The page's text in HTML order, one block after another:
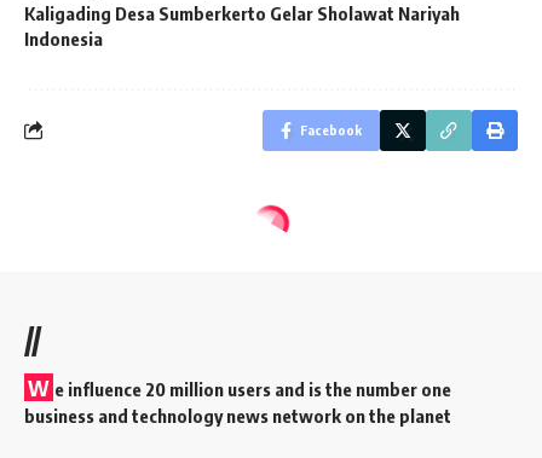
Kaligading Desa Sumberkerto Gelar Sholawat Nariyah
Indonesia
Facebook
//
W e influence 20 million users and is the number one
business and technology news network on the planet